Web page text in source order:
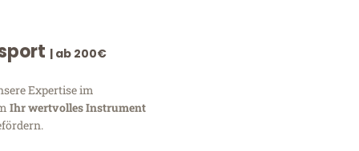
| ab 200€
Expertise im
Ihr wertvolles Instrument